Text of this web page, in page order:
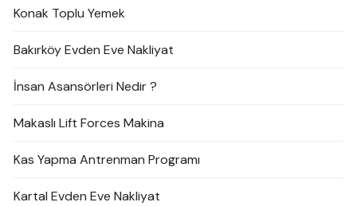
Konak Toplu Yemek
Bakırköy Evden Eve Nakliyat
İnsan Asansörleri Nedir ?
Makaslı Lift Forces Makina
Kas Yapma Antrenman Programı
Kartal Evden Eve Nakliyat